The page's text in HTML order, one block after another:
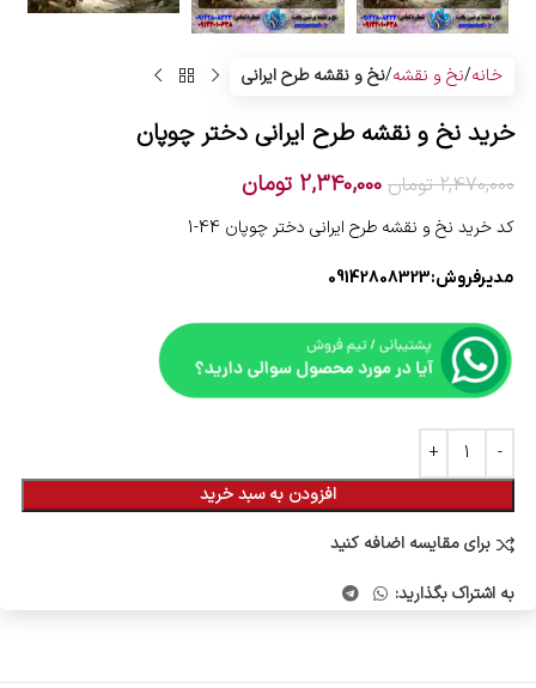
خانه نخ و نقشه نخ و نقشه طرح ایرانی
خرید نخ و نقشه طرح ایرانی دختر چوپان
2,470,000 تومان 2,340,000 تومان
کد خرید نخ و نقشه طرح ایرانی دختر چوپان 44-1
مدیرفروش:09142808323
افزودن به سبد خرید
برای مقایسه اضافه کنید
به اشتراک بگذارید: